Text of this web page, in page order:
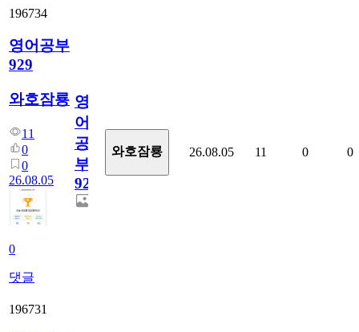
196734
영어공부
929
와호잠룡
11
0
0
26.08.05
0
댓글
영
어
공
부
929
와호잠룡 26.08.05 11 0 0
196731